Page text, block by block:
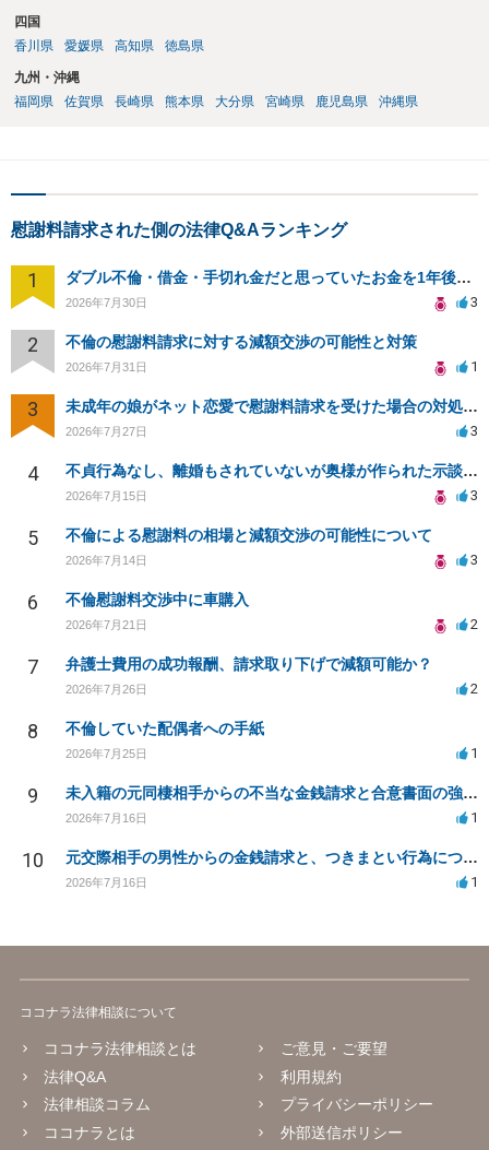
四国
香川県
愛媛県 高知県 徳島県
九州・沖縄
福岡県
佐賀県 長崎県 熊本県 大分県 宮崎県 鹿児島県 沖縄県
慰謝料請求された側の法律Q&Aランキング
1 ダブル不倫・借金・手切れ金だと思っていたお金を1年後いまさら脅迫罪として通知書が来てまとめて請求
2026年7月30日 3
2 不倫の慰謝料請求に対する減額交渉の可能性と対策
2026年7月31日 1
3 未成年の娘がネット恋愛で慰謝料請求を受けた場合の対処法は？
2026年7月27日 3
4 不貞行為なし、離婚もされていないが奥様が作られた示談書にサインをしてしまいました。効力はありますか？
2026年7月15日 3
5 不倫による慰謝料の相場と減額交渉の可能性について
2026年7月14日 3
6 不倫慰謝料交渉中に車購入
2026年7月21日 2
7 弁護士費用の成功報酬、請求取り下げで減額可能か？
2026年7月26日 2
8 不倫していた配偶者への手紙
2026年7月25日 1
9 未入籍の元同棲相手からの不当な金銭請求と合意書面の強要について
2026年7月16日 1
10 元交際相手の男性からの金銭請求と、つきまとい行為について
2026年7月16日 1
ココナラ法律相談について
ココナラ法律相談とは
法律Q&A
法律相談コラム
ココナラとは
ご意見・ご要望
利用規約
プライバシーポリシー
外部送信ポリシー